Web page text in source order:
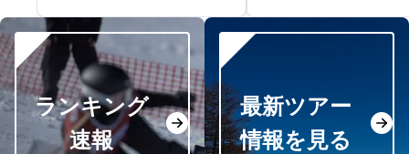
ランキング
速報
最新ツアー
情報を見る